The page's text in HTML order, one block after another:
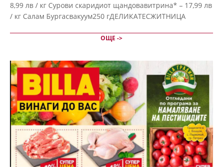
8,99 лв / кг Сурови скаридиот щандовавитрина* – 17,99 лв
/ кг Салам Бургасвакуум250 гДЕЛИКАТЕСЖИТНИЦА
ОЩЕ ->